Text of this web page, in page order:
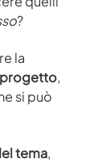
?
la
,
si può
tema,